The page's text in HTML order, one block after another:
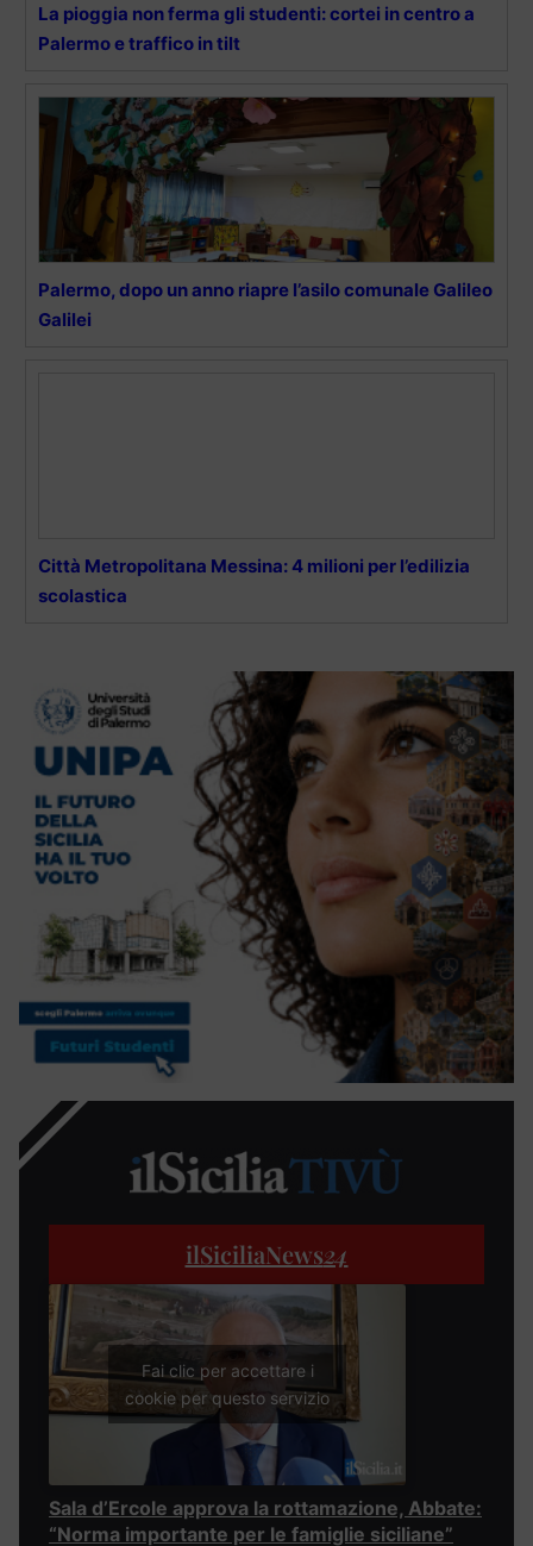
La pioggia non ferma gli studenti: cortei in centro a
Palermo e traffico in tilt
Palermo, dopo un anno riapre l’asilo comunale Galileo
Galilei
Città Metropolitana Messina: 4 milioni per l’edilizia
scolastica
ilSiciliaNews24
Fai clic per accettare i
cookie per questo servizio
Sala d’Ercole approva la rottamazione, Abbate:
“Norma importante per le famiglie siciliane”